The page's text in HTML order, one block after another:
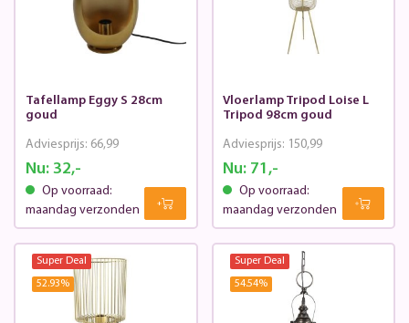
Tafellamp Eggy S 28cm
goud
Nu:32,-
Adviesprijs: 66,99
Op voorraad:
maandag verzonden
Vloerlamp Tripod Loise L
Tripod 98cm goud
Nu: 71,-
Adviesprijs: 150,99
Op voorraad:
maandag verzonden
Super Deal
52.93%
Super Deal
54.54%